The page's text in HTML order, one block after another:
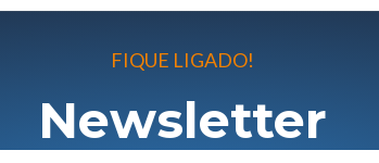
FIQUE LIGADO!
Newsletter